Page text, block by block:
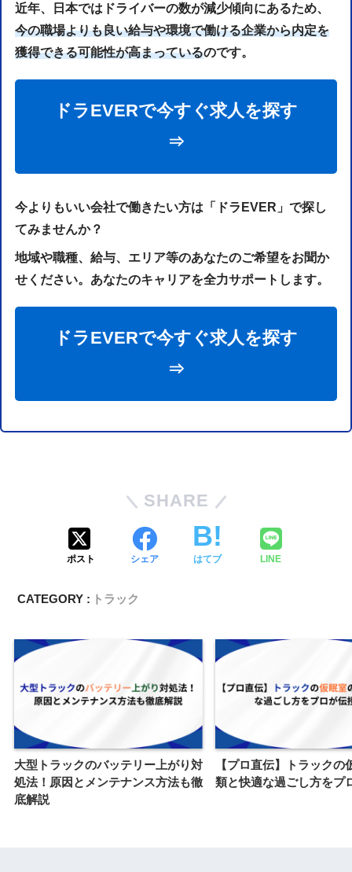
近年、日本ではドライバーの数が減少傾向にあるため、
今の職場よりも良い給与や環境で働ける企業から内定を
獲得できる可能性が高まっているのです。
ドラEVERで今すぐ求人を探す
⇒
今よりもいい会社で働きたい方は「ドラEVER」で探し
てみませんか？
地域や職種、給与、エリア等のあなたのご希望をお聞か
せください。あなたのキャリアを全力サポートします。
ドラEVERで今すぐ求人を探す
⇒
SHARE
ポスト シェア はてブ LINE
CATEGORY : トラック
大型トラックのバッテリー上がり対
処法！原因とメンテナンス方法も徹
底解説
【プロ直伝】トラックの
類と快適な過ごし方をプ